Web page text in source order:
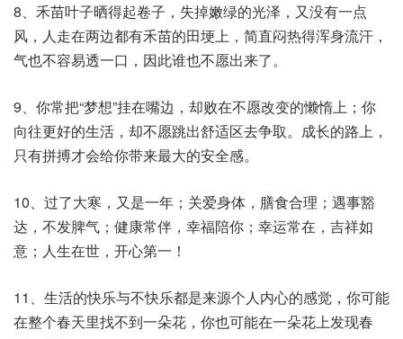
8、禾苗叶子晒得起卷子，失掉嫩绿的光泽，又没有一点
风，人走在两边都有禾苗的田埂上，简直闷热得浑身流汗，
气也不容易透一口，因此谁也不愿出来了。
9、你常把“梦想”挂在嘴边，却败在不愿改变的懒惰上；你
向往更好的生活，却不愿跳出舒适区去争取。成长的路上，
只有拼搏才会给你带来最大的安全感。
10、过了大寒，又是一年；关爱身体，膳食合理；遇事豁
达，不发脾气；健康常伴，幸福陪你；幸运常在，吉祥如
意；人生在世，开心第一！
11、生活的快乐与不快乐都是来源个人内心的感觉，你可能
在整个春天里找不到一朵花，你也可能在一朵花上发现春